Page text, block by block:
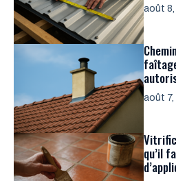
août 8,
août 7,
qu’il